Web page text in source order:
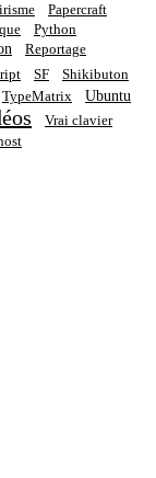
Papercraft
Python
Reportage
SF
Shikibuton
TypeMatrix Ubuntu
Vrai clavier